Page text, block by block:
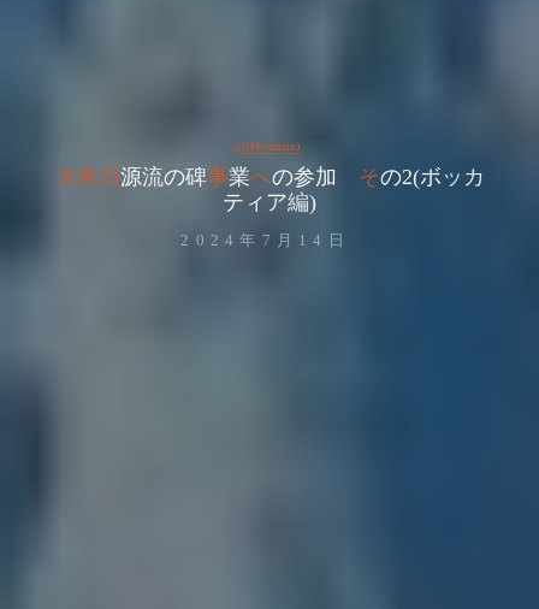
山(Mountain)
大井 川 源流の碑事業への参加 その2(ボ ッ カ
テ ィ ア編)
2024年7月14日